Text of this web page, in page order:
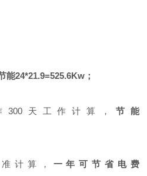
能24*21.9=525.6Kw；
天工作计算， 节能
计算， 一年可节省电费